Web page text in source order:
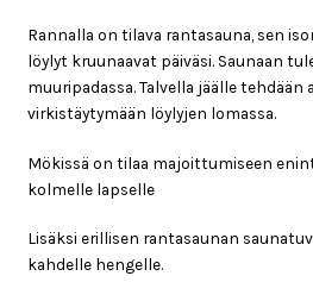
Rannalla on tilava rantasauna, sen
löylyt kruunaavat päiväsi. Saunaan
muuripadassa. Talvella jäälle tehdään
virkistäytymään löylyjen lomassa.
Mökissä on tilaa majoittumiseen
kolmelle lapselle
Lisäksi erillisen rantasaunan
kahdelle hengelle.